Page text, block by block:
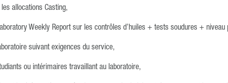
allocations Casting,
Weekly Report sur les contrôles d’huiles + tests soudures + niveau
suivant exigences du service,
ou intérimaires travaillant au laboratoire,